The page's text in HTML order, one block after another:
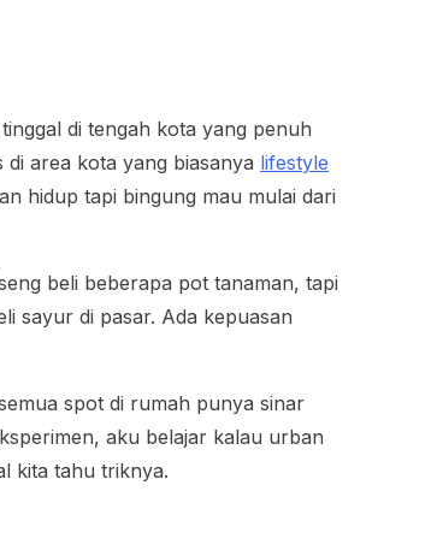
di tengah kota yang penuh
area kota yang biasanya lifestyle
hidup tapi bingung mau mulai dari
beli beberapa pot tanaman, tapi
sayur di pasar. Ada kepuasan
spot di rumah punya sinar
aku belajar kalau urban
kita tahu triknya.